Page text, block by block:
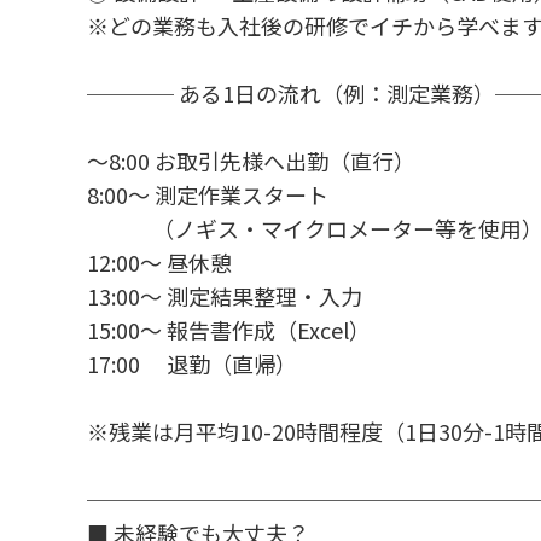
※どの業務も入社後の研修でイチから学べます
──── ある1日の流れ（例：測定業務）
～8:00 お取引先様へ出勤（直行）
8:00～ 測定作業スタート
（ノギス・マイクロメーター等を使用）
12:00～ 昼休憩
13:00～ 測定結果整理・入力
15:00～ 報告書作成（Excel）
17:00 退勤（直帰）
※残業は月平均10-20時間程度（1日30分-1時
■ 未経験でも大丈夫？